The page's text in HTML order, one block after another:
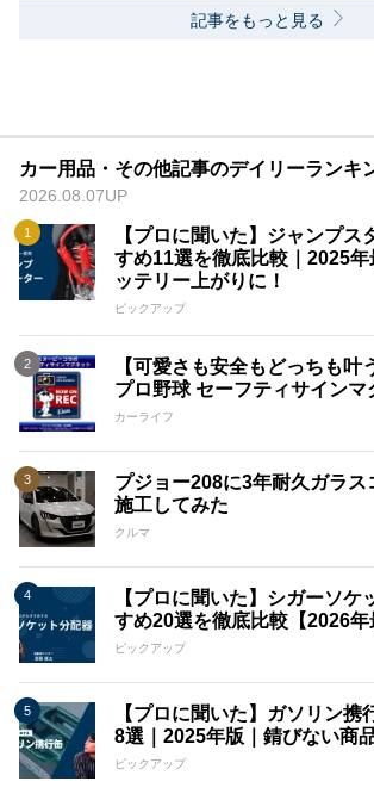
記事をもっと見る
カー用品・その他記事のデイリーランキ
2026.08.07UP
【プロに聞いた】ジャンプス
すめ11選を徹底比較｜2025
ッテリー上がりに！
ピックアップ
【可愛さも安全もどっちも叶
プロ野球 セーフティサインマ
カーライフ
プジョー208に3年耐久ガラス
施工してみた
クルマ
【プロに聞いた】シガーソケ
すめ20選を徹底比較【2026年
ピックアップ
【プロに聞いた】ガソリン携
8選｜2025年版｜錆びない商
ピックアップ